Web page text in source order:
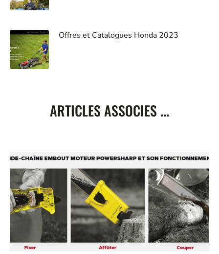
Offres et Catalogues Honda 2023
ARTICLES ASSOCIES ...